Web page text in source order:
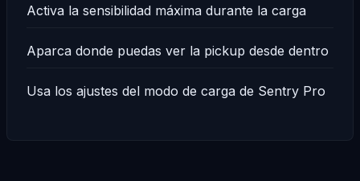
Activa la sensibilidad máxima durante la carga
Aparca donde puedas ver la pickup desde dentro
Usa los ajustes del modo de carga de Sentry Pro